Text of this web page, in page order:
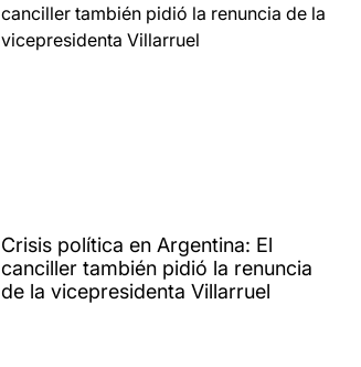
Crisis política en Argentina: El
canciller también pidió la renuncia
de la vicepresidenta Villarruel